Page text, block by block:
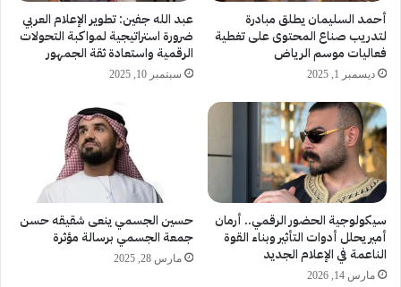
أحمد السليمان يطلق مبادرة
لتدريب صناع المحتوى على تغطية
فعاليات موسم الرياض
ديسمبر 1, 2025
عبد الله جفين: تطوير الإعلام العربي
ضرورة استراتيجية لمواكبة التحولات
الرقمية واستعادة ثقة الجمهور
سبتمبر 10, 2025
سيكولوجية الحضور الرقمي.. أرمان
أمير يحلل أدوات التأثير وبناء القوة
الناعمة في الإعلام الجديد
مارس 14, 2026
حسين الجسمي ينعى شقيقه حسن
جمعة الجسمي برسالة مؤثرة
مارس 28, 2025